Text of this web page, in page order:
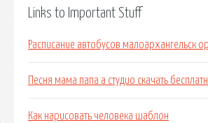
Links to Important Stuff
Расписание автобусов малоархангельск
Песня мама папа а студио скачать
Как нарисовать человека шаблон